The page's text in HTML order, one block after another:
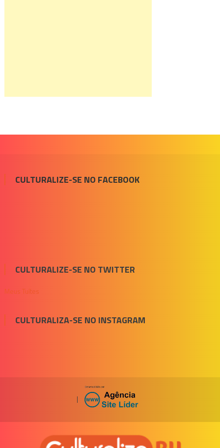
CULTURALIZE-SE NO FACEBOOK
CULTURALIZE-SE NO TWITTER
Meus Tuítes
CULTURALIZA-SE NO INSTAGRAM
|